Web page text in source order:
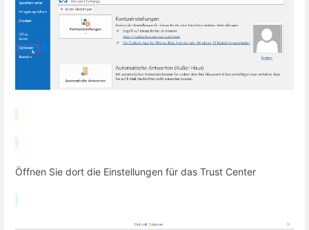
Öffnen Sie dort die Einstellungen für das Trust Center